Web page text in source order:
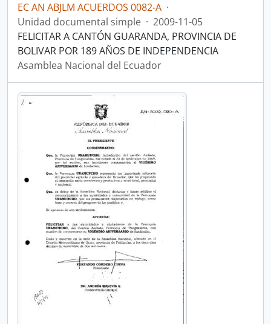
EC AN ABJLM ACUERDOS 0082-A ·
Unidad documental simple · 2009-11-05
FELICITAR A CANTÓN GUARANDA, PROVINCIA DE
BOLIVAR POR 189 AÑOS DE INDEPENDENCIA
Asamblea Nacional del Ecuador